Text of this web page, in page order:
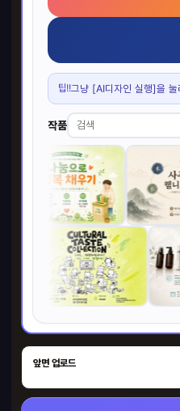
팁!!그냥 [AI디자인 실행]을 눌
작품
앞면 업로드